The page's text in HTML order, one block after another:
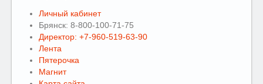
Личный кабинет
Брянск: 8-800-100-71-75
Директор: +7-960-519-63-90
Лента
Пятерочка
Магнит